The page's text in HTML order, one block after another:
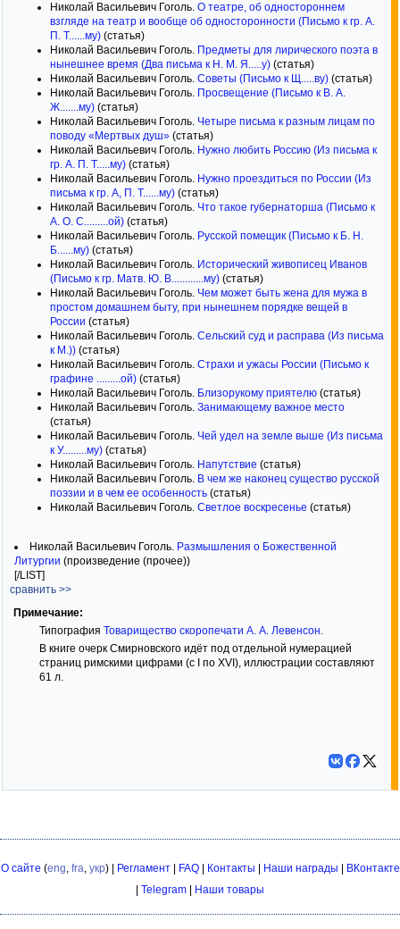
Николай Васильевич Гоголь. О театре, об одностороннем
взгляде на театр и вообще об односторонности (Письмо к гр. А.
П. Т......му) (статья)
Николай Васильевич Гоголь. Предметы для лирического поэта в
нынешнее время (Два письма к Н. М. Я.....у) (статья)
Николай Васильевич Гоголь. Советы (Письмо к Щ.....ву) (статья)
Николай Васильевич Гоголь. Просвещение (Письмо к В. А.
Ж.......му) (статья)
Николай Васильевич Гоголь. Четыре письма к разным лицам по
поводу «Мертвых душ» (статья)
Николай Васильевич Гоголь. Нужно любить Россию (Из письма к
гр. А. П. Т.....му) (статья)
Николай Васильевич Гоголь. Нужно проездиться по России (Из
письма к гр. А, П. Т......му) (статья)
Николай Васильевич Гоголь. Что такое губернаторша (Письмо к
А. О. С.........ой) (статья)
Николай Васильевич Гоголь. Русской помещик (Письмо к Б. Н.
Б......му) (статья)
Николай Васильевич Гоголь. Исторический живописец Иванов
(Письмо к гр. Матв. Ю. В............му) (статья)
Николай Васильевич Гоголь. Чем может быть жена для мужа в
простом домашнем быту, при нынешнем порядке вещей в
России (статья)
Николай Васильевич Гоголь. Сельский суд и расправа (Из письма
к М.)) (статья)
Николай Васильевич Гоголь. Страхи и ужасы России (Письмо к
графине .........ой) (статья)
Николай Васильевич Гоголь. Близорукому приятелю (статья)
Николай Васильевич Гоголь. Занимающему важное место
(статья)
Николай Васильевич Гоголь. Чей удел на земле выше (Из письма
к У.........му) (статья)
Николай Васильевич Гоголь. Напутствие (статья)
Николай Васильевич Гоголь. В чем же наконец существо русской
поэзии и в чем ее особенность (статья)
Николай Васильевич Гоголь. Светлое воскресенье (статья)
Николай Васильевич Гоголь. Размышления о Божественной
Литургии (произведение (прочее))
[/LIST]
сравнить >>
Примечание:
Типография Товарищество скоропечати А. А. Левенсон.
В книге очерк Смирновского идёт под отдельной нумерацией
страниц римскими цифрами (с I по XVI), иллюстрации составляют
61 л.
О сайте (eng, fra, укр) | Регламент| FAQ| Контакты Наши награды
ВКонтакте
Telegram Наши товары